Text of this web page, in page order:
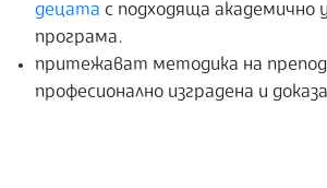
децата с подходяща академично
програма.
притежават методика на
професионално изградена и